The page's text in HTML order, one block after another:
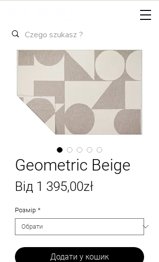
Geometric Beige
Від 1 395,00złЗа
Розмір *
Додати у кошик